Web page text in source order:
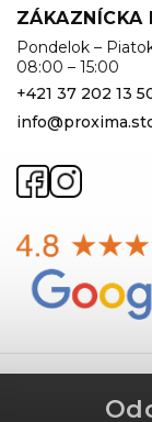
ZÁKAZNÍCKA
Pondelok –
08:00 – 15:00
+421 37 202 13